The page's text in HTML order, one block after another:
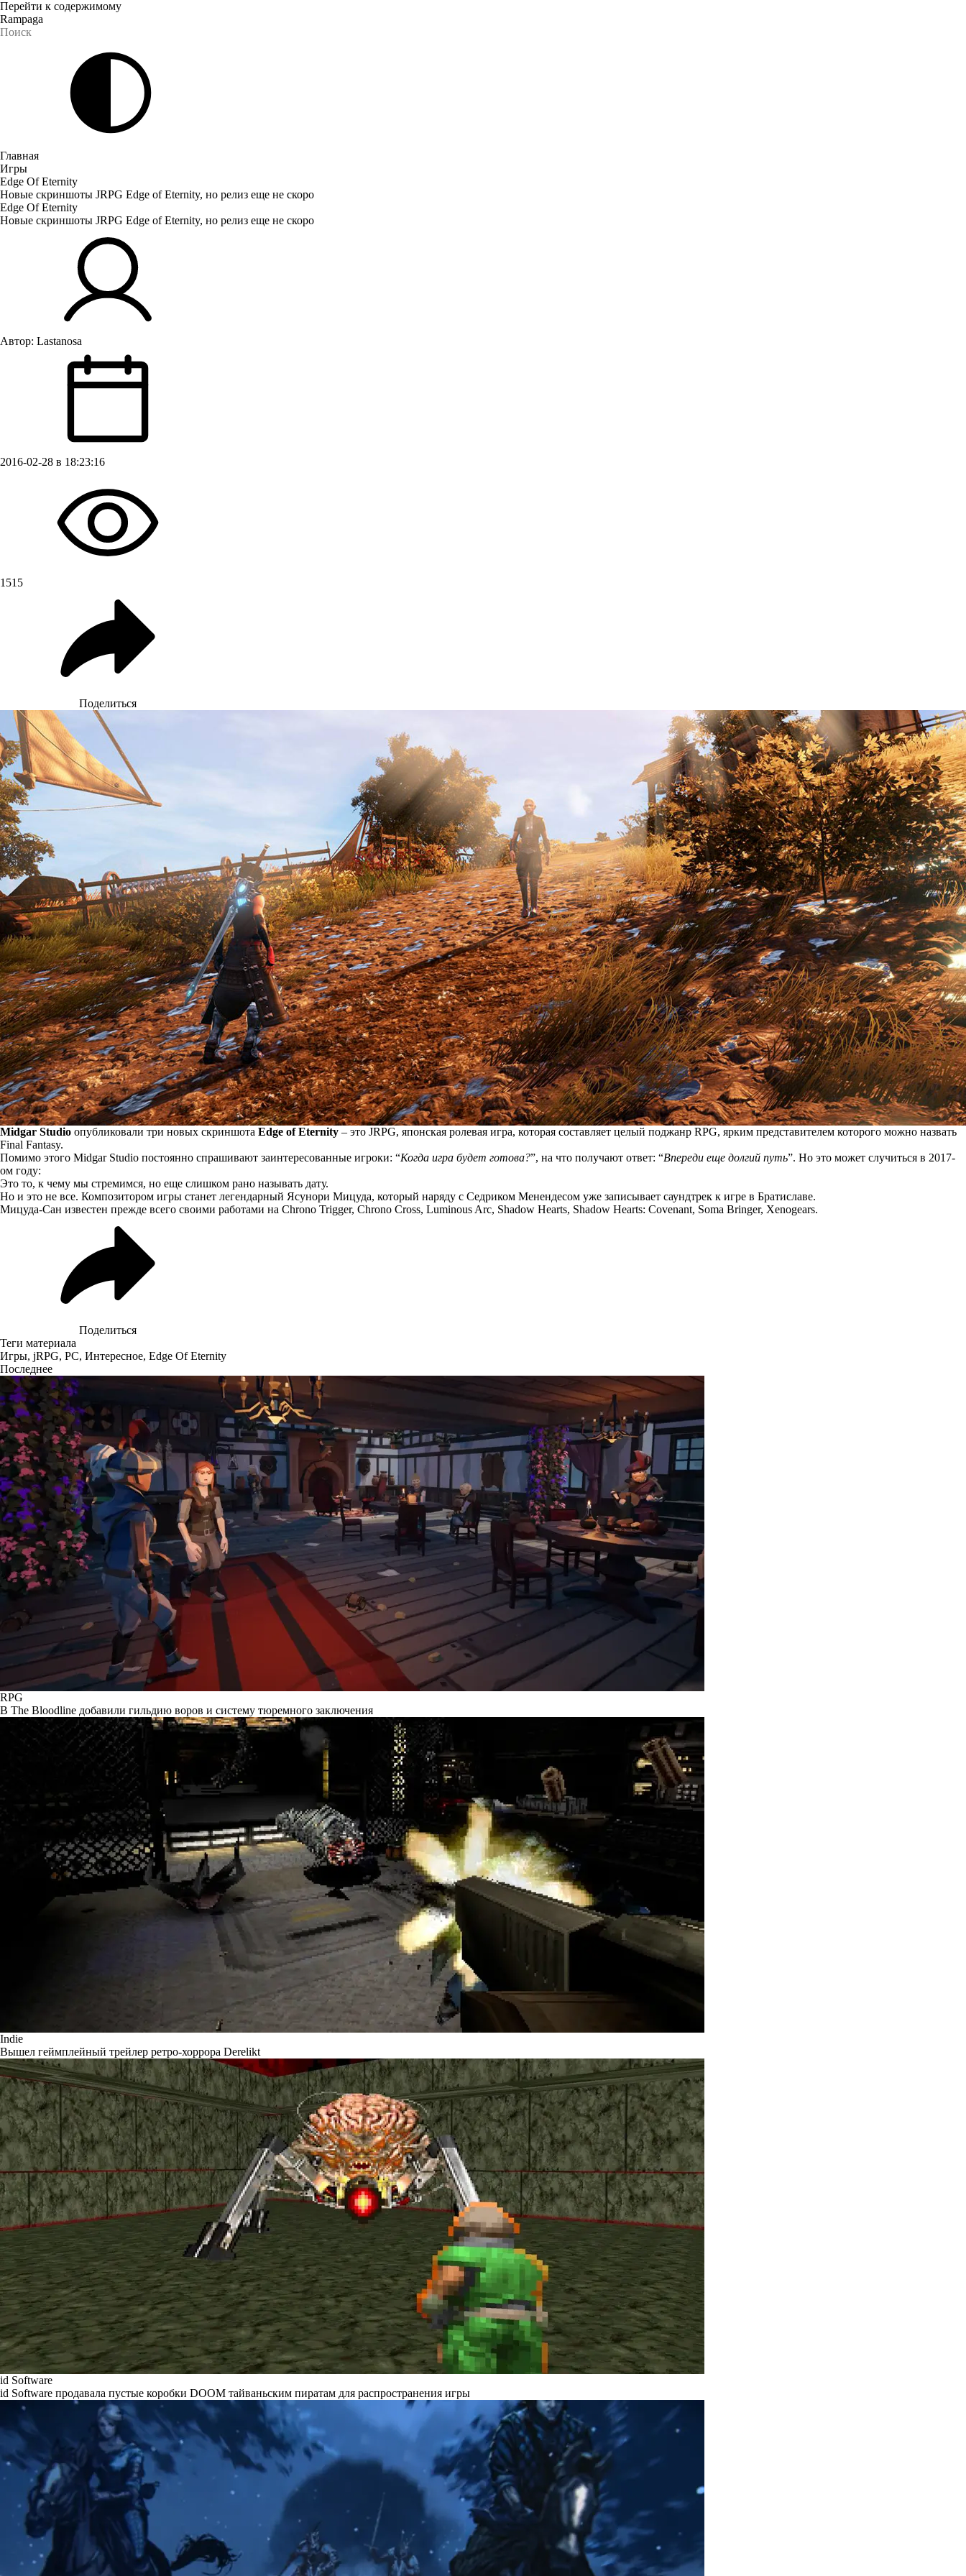
Перейти к содержимому
Rampaga
Главная
Игры
Edge Of Eternity
Новые скриншоты JRPG Edge of Eternity, но релиз еще не скоро
Edge Of Eternity
Новые скриншоты JRPG Edge of Eternity, но релиз еще не скоро
Автор: Lastanosa
2016-02-28 в 18:23:16
1515
Поделиться
Midgar Studio опубликовали три новых скриншота Edge of Eternity – это JRPG, японская ролевая игра, которая составляет целый поджанр RPG, ярким представителем которого можно назвать
Final Fantasy.
Помимо этого Midgar Studio постоянно спрашивают заинтересованные игроки: “Когда игра будет готова?”, на что получают ответ: “Впереди еще долгий путь”. Но это может случиться в 2017-
ом году:
Это то, к чему мы стремимся, но еще слишком рано называть дату.
Но и это не все. Композитором игры станет легендарный Ясунори Мицуда, который наряду с Седриком Менендесом уже записывает саундтрек к игре в Братиславе.
Мицуда-Сан известен прежде всего своими работами на Chrono Trigger, Chrono Cross, Luminous Arc, Shadow Hearts, Shadow Hearts: Covenant, Soma Bringer, Xenogears.
Поделиться
Теги материала
Игры, jRPG, PC, Интересное, Edge Of Eternity
Последнее
RPG
В The Bloodline добавили гильдию воров и систему тюремного заключения
Indie
Вышел геймплейный трейлер ретро-хоррора Derelikt
id Software
id Software продавала пустые коробки DOOM тайваньским пиратам для распространения игры